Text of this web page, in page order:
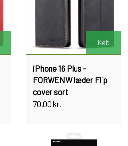
Køb
iPhone 16 Plus -
FORWENW læder Flip
cover sort
70,00 kr.